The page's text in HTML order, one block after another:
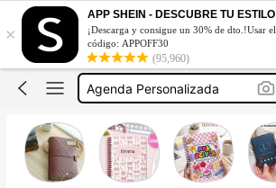
×
APP SHEIN - DESCUBRE TU ESTILO
¡Descarga y consigue un 30% de dto.!Usar el
código: APPOFF30
(95,960)
Libreta Personalizada
Cuaderno Personalizado
Agenda Personalizada
Agendas Personalizadas
Libreta Personalizada